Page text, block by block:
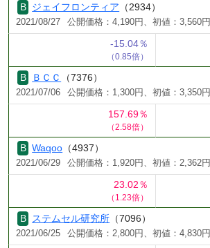
ジェイフロンティア （2934）
2021/08/27 公開価格：4,190円、初値：3,560円
-15.04％
（0.85倍）
ＢＣＣ （7376）
2021/07/06 公開価格：1,300円、初値：3,350円
157.69％
（2.58倍）
Waqoo （4937）
2021/06/29 公開価格：1,920円、初値：2,362円
23.02％
（1.23倍）
ステムセル研究所 （7096）
2021/06/25 公開価格：2,800円、初値：4,830円